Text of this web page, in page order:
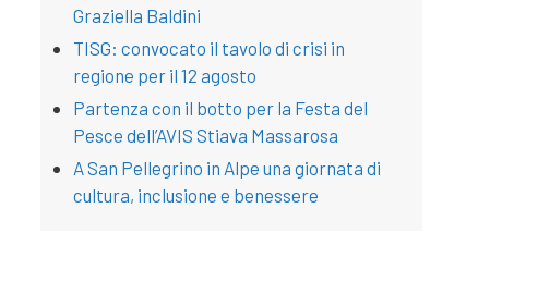
Graziella Baldini
TISG: convocato il tavolo di crisi in
regione per il 12 agosto
Partenza con il botto per la Festa del
Pesce dell’AVIS Stiava Massarosa
A San Pellegrino in Alpe una giornata di
cultura, inclusione e benessere